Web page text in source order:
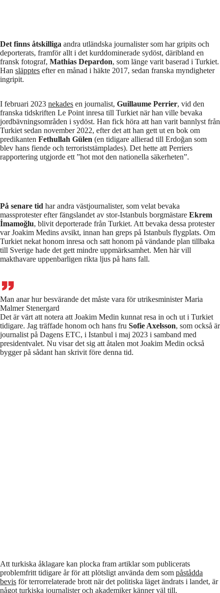
Det finns åtskilliga andra utländska journalister som har gripits och
deporterats, framför allt i det kurddominerade sydöst, däribland en
fransk fotograf, Mathias Depardon, som länge varit baserad i Turkiet.
Han släpptes efter en månad i häkte 2017, sedan franska myndigheter
ingripit.
I februari 2023 nekades en journalist, Guillaume Perrier, vid den
franska tidskriften Le Point inresa till Turkiet när han ville bevaka
jordbävningsområden i sydöst. Han fick höra att han varit bannlyst från
Turkiet sedan november 2022, efter det att han gett ut en bok om
predikanten Fethullah Gülen (en tidigare allierad till Erdoğan som
blev hans fiende och terroriststämplades). Det hette att Perriers
rapportering utgjorde ett ”hot mot den nationella säkerheten”.
På senare tid har andra västjournalister, som velat bevaka
massprotester efter fängslandet av stor-Istanbuls borgmästare Ekrem
İmamoğlu, blivit deporterade från Turkiet. Att bevaka dessa protester
var Joakim Medins avsikt, innan han greps på Istanbuls flygplats. Om
Turkiet nekat honom inresa och satt honom på vändande plan tillbaka
till Sverige hade det gett mindre uppmärksamhet. Men här vill
makthavare uppenbarligen rikta ljus på hans fall.
Man anar hur besvärande det måste vara för utrikesminister Maria
Malmer Stenergard
Det är värt att notera att Joakim Medin kunnat resa in och ut i Turkiet
tidigare. Jag träffade honom och hans fru Sofie Axelsson, som också är
journalist på Dagens ETC, i Istanbul i maj 2023 i samband med
presidentvalet. Nu visar det sig att åtalen mot Joakim Medin också
bygger på sådant han skrivit före denna tid.
Att turkiska åklagare kan plocka fram artiklar som publicerats
problemfritt tidigare år för att plötsligt använda dem som påstådda
bevis för terrorrelaterade brott när det politiska läget ändrats i landet, är
något turkiska journalister och akademiker känner väl till.